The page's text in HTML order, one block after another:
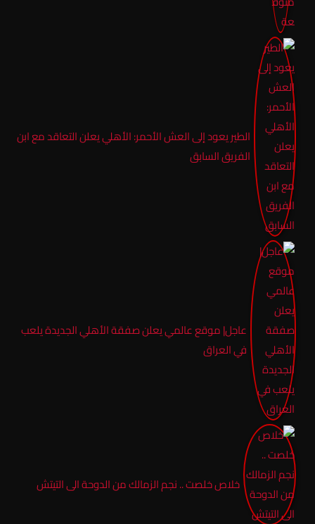
الطير يعود إلى العش الأحمر: الأهلي يعلن التعاقد مع ابن
الفريق السابق
عاجل| موقع عالمي يعلن صفقة الأهلي الجديدة يلعب
في العراق
خلاص خلصت .. نجم الزمالك من الدوحة الى التيتش